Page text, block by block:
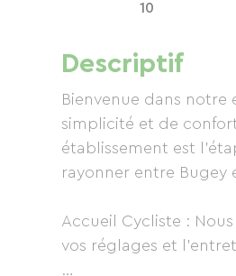
10
Descriptif
Bienvenue dans notre
simplicité et de
établissement est
rayonner entre Bugey
Accueil Cycliste :
vos réglages et